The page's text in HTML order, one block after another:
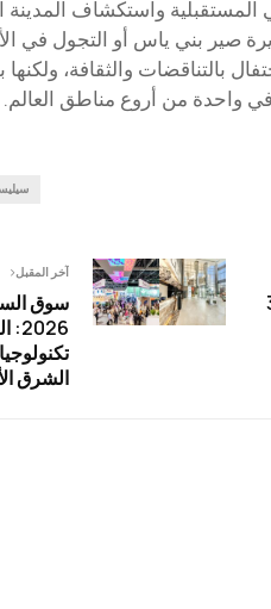
واستكشاف المدينة
صير بني ياس أو التجول في
بالتناقضات والثقافة، ولكنها
واحدة من أروع مناطق العالم.
3
آخر المقبل
سوق
الشرق